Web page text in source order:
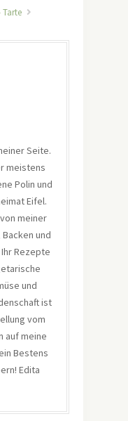
Tarte
Seite.
meistens
Polin und
Eifel.
meiner
und
Rezepte
und
ist
vom
auf meine
Bestens
Edita